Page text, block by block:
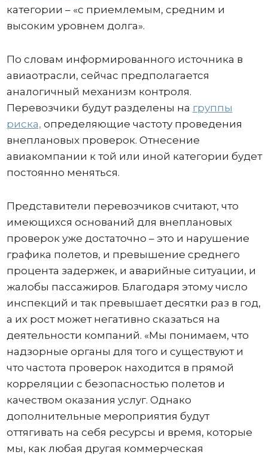
категории – «с приемлемым, средним и
высоким уровнем долга».
По словам информированного источника в
авиаотрасли, сейчас предполагается
аналогичный механизм контроля.
Перевозчики будут разделены на группы
риска, определяющие частоту проведения
внеплановых проверок. Отнесение
авиакомпании к той или иной категории будет
постоянно меняться.
Представители перевозчиков считают, что
имеющихся оснований для внеплановых
проверок уже достаточно – это и нарушение
графика полетов, и превышение среднего
процента задержек, и аварийные ситуации, и
жалобы пассажиров. Благодаря этому число
инспекций и так превышает десятки раз в год,
а их рост может негативно сказаться на
деятельности компаний. «Мы понимаем, что
надзорные органы для того и существуют и
что частота проверок находится в прямой
корреляции с безопасностью полетов и
качеством оказания услуг. Однако
дополнительные мероприятия будут
оттягивать на себя ресурсы и время, которые
мы, как любая другая коммерческая